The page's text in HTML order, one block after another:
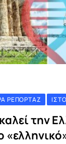
ΡΕΠΟΡΤΆΖ
την